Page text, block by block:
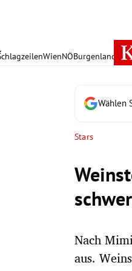
WienNÖBurgenland
Wählen
Stars
Nach
aus.